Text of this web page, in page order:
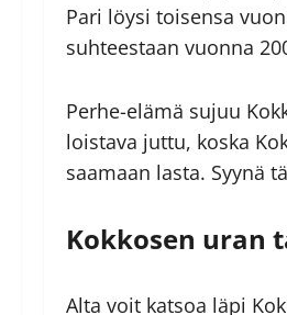
Pari löysi toisensa
suhteestaan vuonna
Perhe-elämä sujuu
loistava juttu, koska
saamaan lasta. Syynä
Kokkosen uran
Alta voit katsoa läpi